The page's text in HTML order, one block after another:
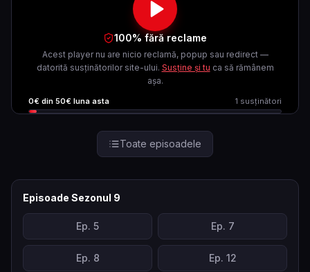
100% fără reclame
Acest player nu are nicio reclamă, popup sau redirect —
datorită susținătorilor site-ului. Susține și tu ca să rămânem
așa.
0€ din 50€ luna asta 1 susținători
Toate episoadele
Episoade Sezonul 9
Ep. 5 Ep. 7
Ep. 8 Ep. 12